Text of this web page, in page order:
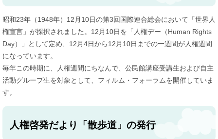
昭和23年（1948年）12月10日の第3回国際連合総会において「世界人
権宣言」が採択されました。12月10日を「人権デー（Human Rights
Day）」として定め、12月4日から12月10日までの一週間が人権週間
になっています。
毎年この時期に、人権週間にちなんで、公民館講座受講生および自主
活動グループ生を対象として、フィルム・フォーラムを開催していま
す。
人権啓発だより「散歩道」の発行